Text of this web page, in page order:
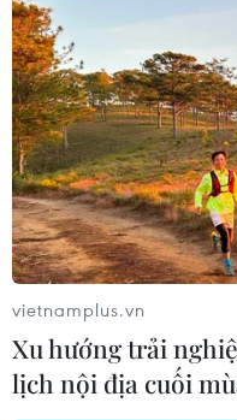
Công Phượng gặp thử
trong ngày tái xuất V-
06/08/2026 11:49
Nhận định
Campuchia: Vì sao
Sang-sik cần giành
06/08/2026 11:05
Nhận định Việt Nam
'Phù thủy Kim' sẽ
vietnamplus.vn
Xu hướng trải
lịch nội địa cuối